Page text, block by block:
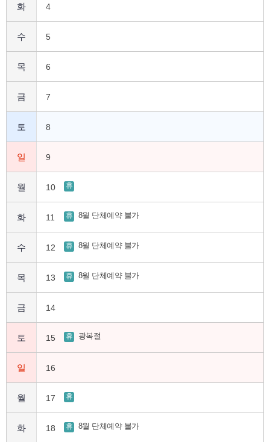
화 4
수 5
목 6
금 7
토 8
일 9
월 10 휴
화 11 휴 8월 단체예약 불가
수 12 휴 8월 단체예약 불가
목 13 휴 8월 단체예약 불가
금 14
토 15 휴 광복절
일 16
월 17 휴
화 18 휴 8월 단체예약 불가